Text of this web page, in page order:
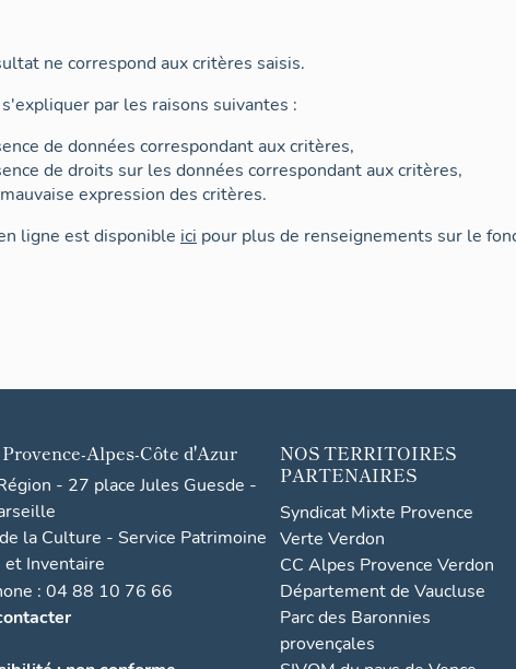
ne correspond aux critères saisis.
par les raisons suivantes :
de données correspondant aux critères,
de droits sur les données correspondant aux critères,
expression des critères.
ligne est disponible ici pour plus de renseignements sur le
Provence-Alpes-Côte d'Azur
- 27 place Jules Guesde -
la Culture - Service Patrimoine
et Inventaire
: 04 88 10 76 66
NOS TERRITOIRES
PARTENAIRES
Syndicat Mixte Provence
Verte Verdon
CC Alpes Provence Verdon
Département de Vaucluse
Parc des Baronnies
provençales